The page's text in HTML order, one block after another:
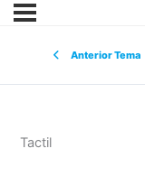
Anterior Tema
Tactil